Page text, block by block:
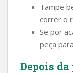
Tampe
correr o
Se por
peça
Depois